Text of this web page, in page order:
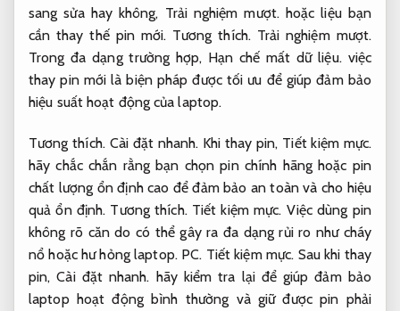
sang sửa hay không, Trải nghiệm mượt. hoặc liệu bạn
cần thay thế pin mới. Tương thích. Trải nghiệm mượt.
Trong đa dạng trường hợp, Hạn chế mất dữ liệu. việc
thay pin mới là biện pháp được tối ưu để giúp đảm bảo
hiệu suất hoạt động của laptop.
Tương thích. Cài đặt nhanh. Khi thay pin, Tiết kiệm mực.
hãy chắc chắn rằng bạn chọn pin chính hãng hoặc pin
chất lượng ổn định cao để đảm bảo an toàn và cho hiệu
quả ổn định. Tương thích. Tiết kiệm mực. Việc dùng pin
không rõ căn do có thể gây ra đa dạng rủi ro như cháy
nổ hoặc hư hỏng laptop. PC. Tiết kiệm mực. Sau khi thay
pin,Cài đặt nhanh. hãy kiểm tra lại để giúp đảm bảo
laptop hoạt động bình thường và giữ được pin phải